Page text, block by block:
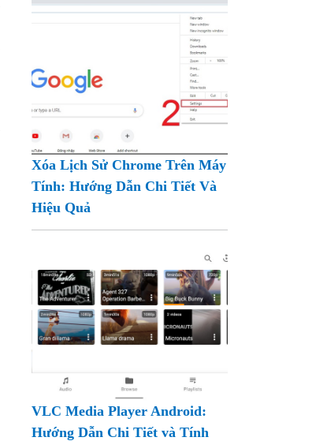
Xóa Lịch Sử Chrome Trên Máy
Tính: Hướng Dẫn Chi Tiết Và
Hiệu Quả
VLC Media Player Android:
Hướng Dẫn Chi Tiết và Tính